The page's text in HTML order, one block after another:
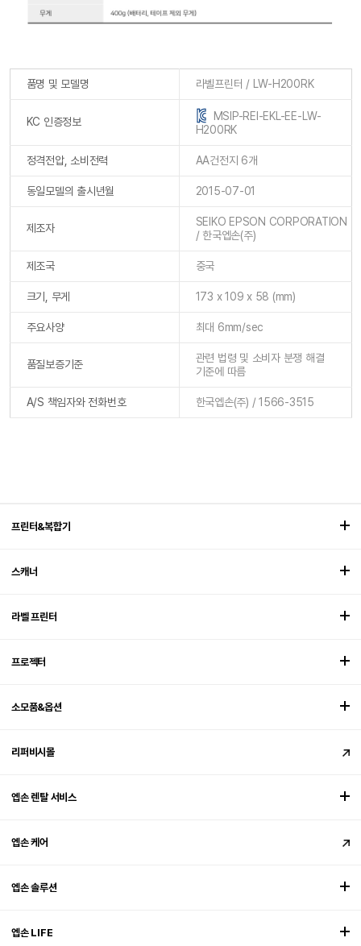
품명 및 모델명 라벨프린터 / LW-H200RK
KC 인증정보
MSIP-REI-EKL-EE-LW-
H200RK
정격전압, 소비전력 AA건전지 6개
동일모델의 출시년월 2015-07-01
제조자
SEIKO EPSON CORPORATION
/ 한국엡손(주)
제조국 중국
크기, 무게 173 x 109 x 58 (mm)
주요사양 최대 6mm/sec
품질보증기준
관련 법령 및 소비자 분쟁 해결
기준에 따름
A/S 책임자와 전화번호 한국엡손(주) / 1566-3515
프린터&복합기
스캐너
라벨 프린터
프로젝터
소모품&옵션
리퍼비시몰
엡손 렌탈 서비스
엡손 케어
엡손 솔루션
엡손 LIFE